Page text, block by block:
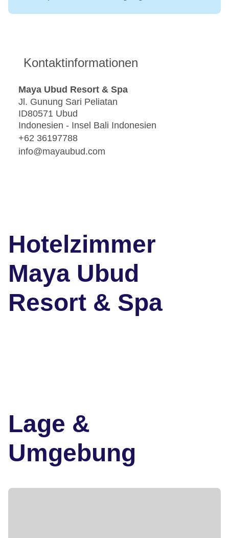
Kontaktinformationen
Maya Ubud Resort & Spa
Jl. Gunung Sari Peliatan
ID80571 Ubud
Indonesien - Insel Bali Indonesien
+62 36197788
info@mayaubud.com
Hotelzimmer
Maya Ubud
Resort & Spa
Lage &
Umgebung